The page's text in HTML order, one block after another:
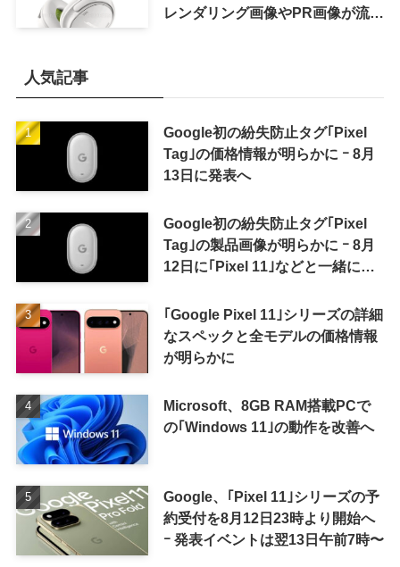
レンダリング画像やPR画像が流出
人気記事
Google初の紛失防止タグ｢Pixel
Tag｣の価格情報が明らかに ｰ 8月
13日に発表へ
Google初の紛失防止タグ｢Pixel
Tag｣の製品画像が明らかに ｰ 8月
12日に｢Pixel 11｣などと一緒に発
｢Google Pixel 11｣シリーズの詳細
なスペックと全モデルの価格情報
が明らかに
Microsoft、8GB RAM搭載PCで
の｢Windows 11｣の動作を改善へ
Google、｢Pixel 11｣シリーズの予
約受付を8月12日23時より開始へ
ｰ 発表イベントは翌13日午前7時〜